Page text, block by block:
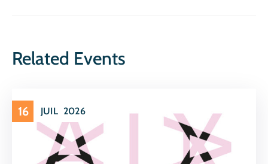
Related Events
16 JUIL 2026